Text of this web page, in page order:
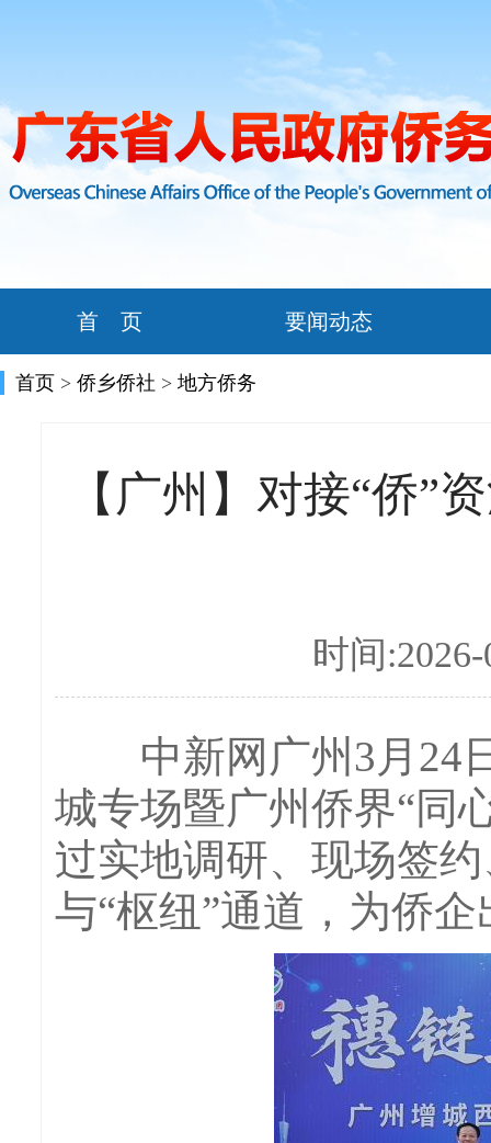
首 页 要闻动态
首页 > 侨乡侨社 > 地方侨务
【广州】对接“侨”
时间
中新网广州3月24日
城专场暨广州侨界“同
过实地调研、现场签
与“枢纽”通道，为侨